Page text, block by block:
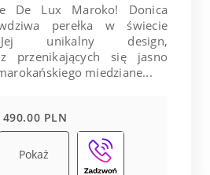
De Lux Maroko! Donica
perełka w świecie
unikalny design,
przenikających się jasno
miedziane...
490.00 PLN
Pokaż